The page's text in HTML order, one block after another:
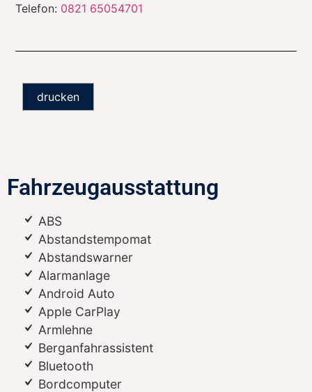
Telefon: 0821 65054701
drucken
Fahrzeugausstattung
ABS
Abstandstempomat
Abstandswarner
Alarmanlage
Android Auto
Apple CarPlay
Armlehne
Berganfahrassistent
Bluetooth
Bordcomputer